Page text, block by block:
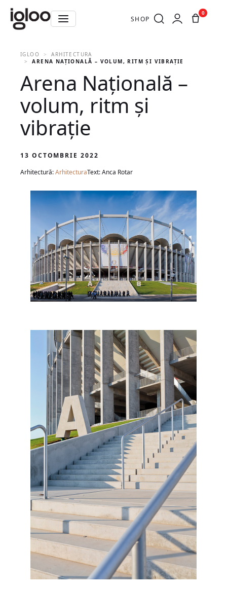
SHOP
0
IGLOO
ARHITECTURA
ARENA NAȚIONALĂ – VOLUM, RITM ȘI VIBRAȚIE
Arena Națională –
volum, ritm și
vibrație
13 OCTOMBRIE 2022
Arhitectură:ArhitecturaText: Anca Rotar